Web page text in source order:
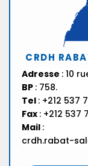
CRDH
Adresse : 10
BP : 758.
Tel : +212 537
Fax : +212 537
Mail :
crdh.rabat-